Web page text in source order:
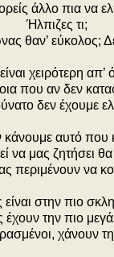
άλλο πια να
Ήλπιζες τι;
θαν’ εύκολος;
χειρότερη απ’
που αν δεν
δεν έχουμε
κάνουμε αυτό που
να μας ζητήσει
περιμένουν να
στην πιο
έχουν την πιο
χάνουν